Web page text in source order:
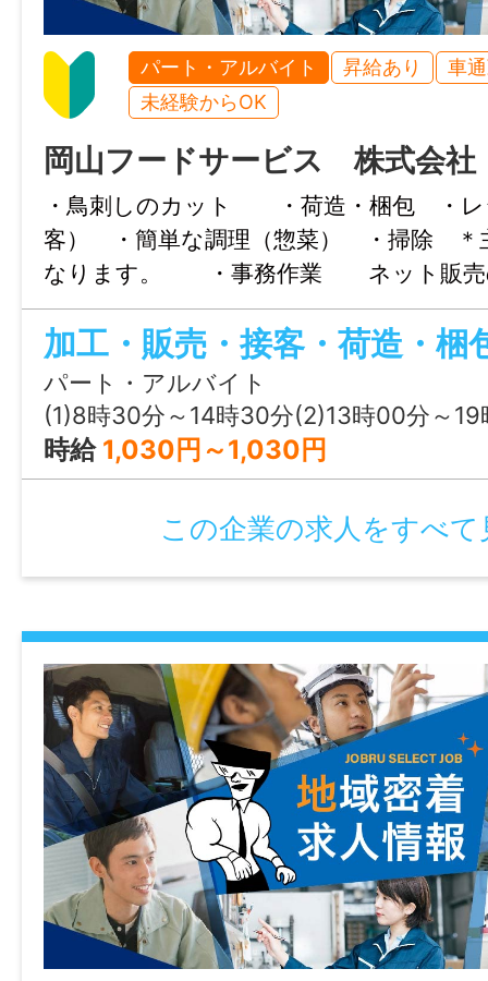
・契約更新理由：あり（契約期間満了時の
績・勤務態度により判断し、直接雇用の面
・通算契約期間の上限または更新回数の上
・定年制：あり（65歳）
・再雇用制度：あり（70歳）
・固定残業代制：なし
・マイカー通勤可：駐車場あり
【直接雇用の場合】
月給 160,000円〜300,000円（基本給：
292,500円、福利共済手当：4,000円〜
・通勤手当あり、家族手当あり
・昇給あり、賞与年2回（前年度実績：計
・退職金制度あり(勤続3年以上)
・賃金の締め日：月末固定、支払日：当月
・勤務延長あり
・介護休業の取得実績あり
・看護休暇の取得実績あり
情報公開日
2026/05/18 00:00
パート・アルバイト 昇給あり
車
未経験からOK
岡山フードサービス 株式会
・鳥刺しのカット ・荷造・梱包 ・レ
客） ・簡単な調理（惣菜） ・掃除 ＊
なります。 ・事務作業 ネット販売
票発行等 ＊制服無料貸与（上着のみ
り ＊未経験者歓迎します ＊年度末更新
制 「変更範
変更なし」
パート・アルバイト
(1)8時30分～14時30分(2)13時00分～19時00分(3)8時30分～17時30分又は 8時 30
時給 1,030円～1,030円
この企業の求人をすべて